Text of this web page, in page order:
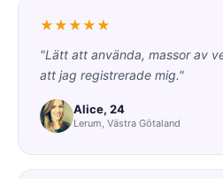
★★★★★
"Lätt att använda, massor av
att jag registrerade mig."
Alice, 24
Lerum, Västra Götaland